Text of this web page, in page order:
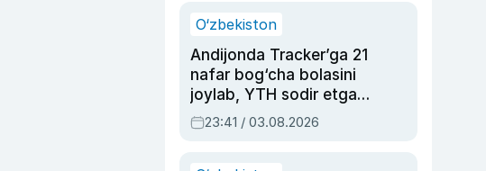
O‘zbekiston
Andijonda Tracker’ga 21
nafar bog‘cha bolasini
joylab, YTH sodir etgan
ayolga sud hukmi o‘qildi
23:41 / 03.08.2026